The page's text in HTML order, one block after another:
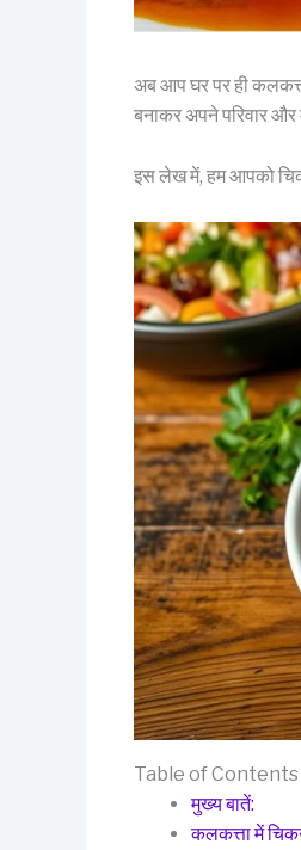
अब आप घर पर ही
बनाकर अपने परिवार
इस लेख में, हम आपको
Table of Contents
मुख्य बातें:
कलकत्ता में